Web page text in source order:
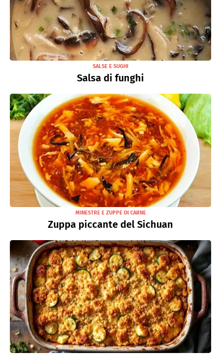
SALSE E SUGHI
Salsa di funghi
MINESTRE E ZUPPE DI CARNE
Zuppa piccante del Sichuan